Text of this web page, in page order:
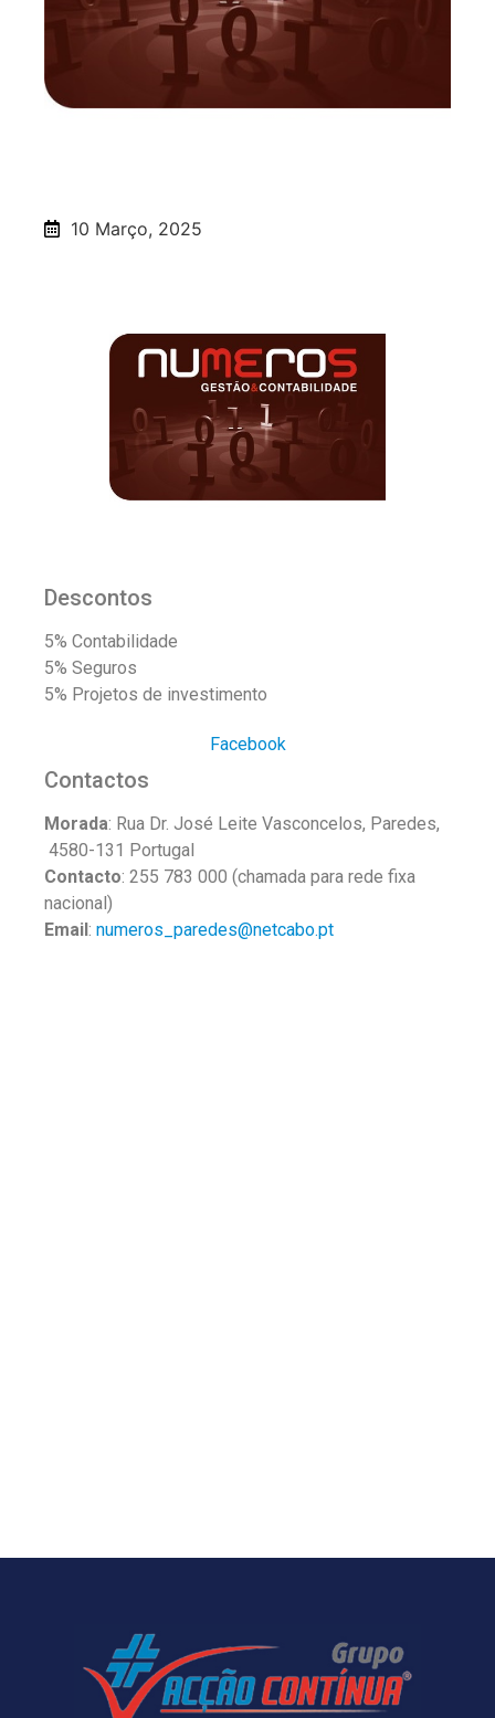
10 Março, 2025
Descontos
5% Contabilidade
5% Seguros
5% Projetos de investimento
Facebook
Contactos
Morada: Rua Dr. José Leite Vasconcelos, Paredes,
4580-131 Portugal
Contacto: 255 783 000 (chamada para rede fixa
nacional)
Email: numeros_paredes@netcabo.pt